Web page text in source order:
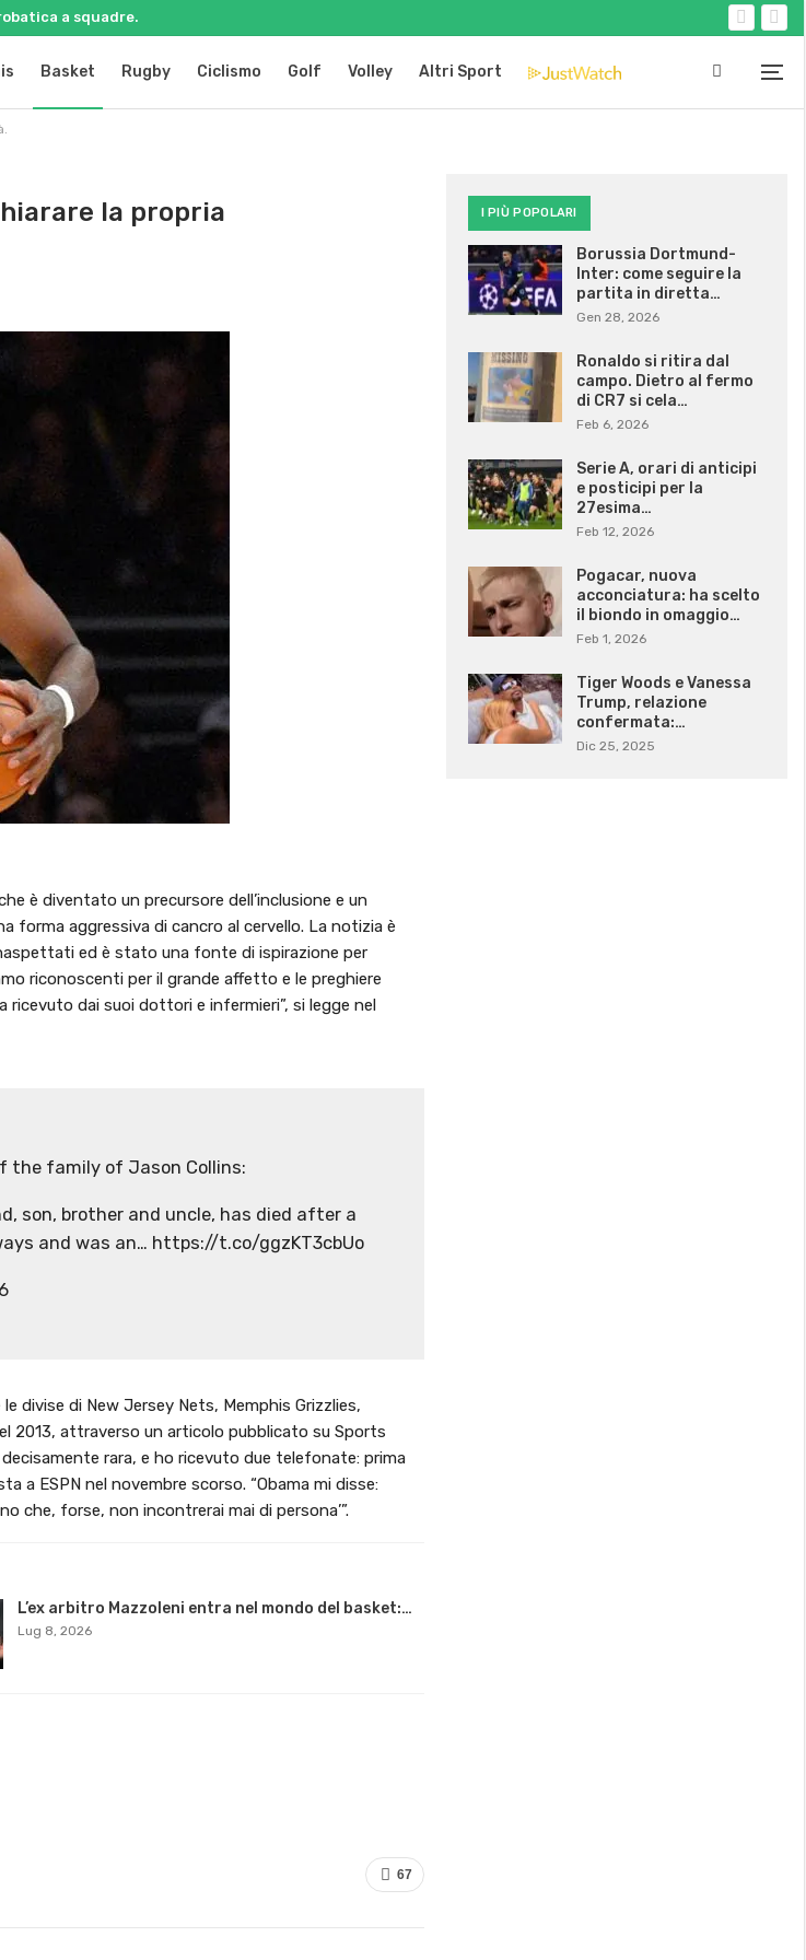
a squadre.
Basket Rugby Ciclismo Golf Volley Altri Sport
la propria
è diventato un precursore dell’inclusione e un
aggressiva di cancro al cervello. La notizia è
ed è stato una fonte di ispirazione per
riconoscenti per il grande affetto e le preghiere
dai suoi dottori e infermieri”, si legge nel
the family of Jason Collins:
son, brother and uncle, has died after a
and was an… https://t.co/ggzKT3cbUo
divise di New Jersey Nets, Memphis Grizzlies,
2013, attraverso un articolo pubblicato su Sports
rara, e ho ricevuto due telefonate: prima
a ESPN nel novembre scorso. “Obama mi disse:
che, forse, non incontrerai mai di persona’”.
L’ex arbitro Mazzoleni entra nel mondo del basket:…
Lug 8, 2026
67
I PIÙ POPOLARI
Borussia Dortmund-
Inter: come seguire la
partita in diretta…
Gen 28, 2026
Ronaldo si ritira dal
campo. Dietro al fermo
di CR7 si cela…
Feb 6, 2026
Serie A, orari di anticipi
e posticipi per la
27esima…
Feb 12, 2026
Pogacar, nuova
acconciatura: ha scelto
il biondo in omaggio…
Feb 1, 2026
Tiger Woods e Vanessa
Trump, relazione
confermata:…
Dic 25, 2025